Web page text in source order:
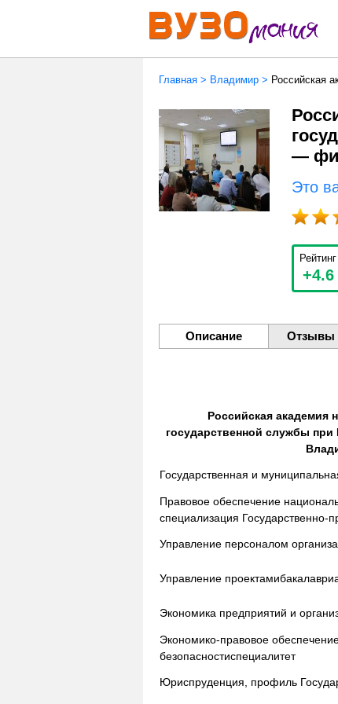
Главная > Владимир > Российская
—
Это
Рейтинг
+4.6
Описание Отзывы
Российская академия
государственной службы
Государственная и
Правовое обеспечение
специализация Государственно-
Управление персоналом
Управление проектами
Экономика предприятий и
Экономико-правовое
безопасностиспециалитет
Юриспруденция, профиль